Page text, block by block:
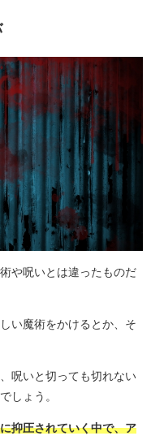
や呪いとは違ったものだ
い魔術をかけるとか、そ
呪いと切っても切れない
しょう。
抑圧されていく中で、ア